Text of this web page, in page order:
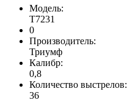
Модель:
Т7231
0
Производитель:
Триумф
Калибр:
0,8
Количество выстрелов:
36